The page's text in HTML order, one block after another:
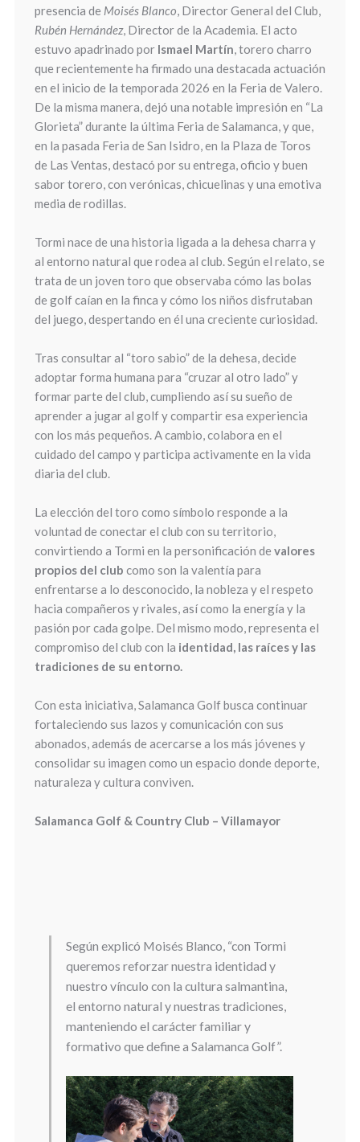
presencia de Moisés Blanco, Director General del Club,
Rubén Hernández, Director de la Academia. El acto
estuvo apadrinado por Ismael Martín, torero charro
que recientemente ha firmado una destacada actuación
en el inicio de la temporada 2026 en la Feria de Valero.
De la misma manera, dejó una notable impresión en “La
Glorieta” durante la última Feria de Salamanca, y que,
en la pasada Feria de San Isidro, en la Plaza de Toros
de Las Ventas, destacó por su entrega, oficio y buen
sabor torero, con verónicas, chicuelinas y una emotiva
media de rodillas.
Tormi nace de una historia ligada a la dehesa charra y
al entorno natural que rodea al club. Según el relato, se
trata de un joven toro que observaba cómo las bolas
de golf caían en la finca y cómo los niños disfrutaban
del juego, despertando en él una creciente curiosidad.
Tras consultar al “toro sabio” de la dehesa, decide
adoptar forma humana para “cruzar al otro lado” y
formar parte del club, cumpliendo así su sueño de
aprender a jugar al golf y compartir esa experiencia
con los más pequeños. A cambio, colabora en el
cuidado del campo y participa activamente en la vida
diaria del club.
La elección del toro como símbolo responde a la
voluntad de conectar el club con su territorio,
convirtiendo a Tormi en la personificación de valores
propios del club como son la valentía para
enfrentarse a lo desconocido, la nobleza y el respeto
hacia compañeros y rivales, así como la energía y la
pasión por cada golpe. Del mismo modo, representa el
compromiso del club con la identidad, las raíces y las
tradiciones de su entorno.
Con esta iniciativa, Salamanca Golf busca continuar
fortaleciendo sus lazos y comunicación con sus
abonados, además de acercarse a los más jóvenes y
consolidar su imagen como un espacio donde deporte,
naturaleza y cultura conviven.
Salamanca Golf & Country Club – Villamayor
Según explicó Moisés Blanco, “con Tormi
queremos reforzar nuestra identidad y
nuestro vínculo con la cultura salmantina,
el entorno natural y nuestras tradiciones,
manteniendo el carácter familiar y
formativo que define a Salamanca Golf”.